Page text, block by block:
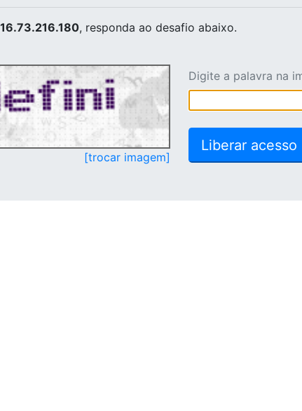
, responda ao desafio abaixo.
[trocar imagem]
Digite a palavra na